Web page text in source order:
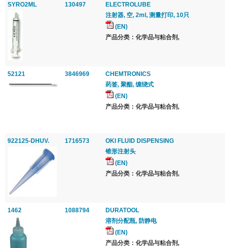
SYRO2ML 130497
ELECTROLUBE
注射器, 空, 2ml, 测量打印, 10只
(EN)
产品分类：化学品与粘合剂,
52121 3846969
CHEMTRONICS
药签, 聚酯, 缠绕式
(EN)
产品分类：化学品与粘合剂,
922125-DHUV. 1716573
OKI FLUID DISPENSING
锥形注射头
(EN)
产品分类：化学品与粘合剂,
1462 1088794
DURATOOL
溶剂分配瓶, 防静电
(EN)
产品分类：化学品与粘合剂,